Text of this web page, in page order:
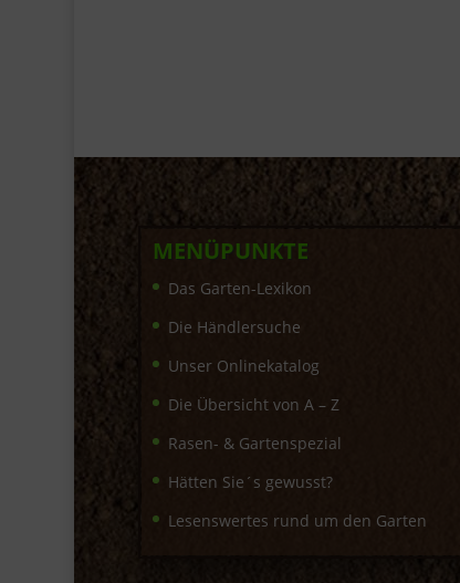
MENÜPUNKTE
Das Garten-Lexikon
Die Händlersuche
Unser Onlinekatalog
Die Übersicht von A – Z
Rasen- & Gartenspezial
Hätten Sie´s gewusst?
Lesenswertes rund um den Garten